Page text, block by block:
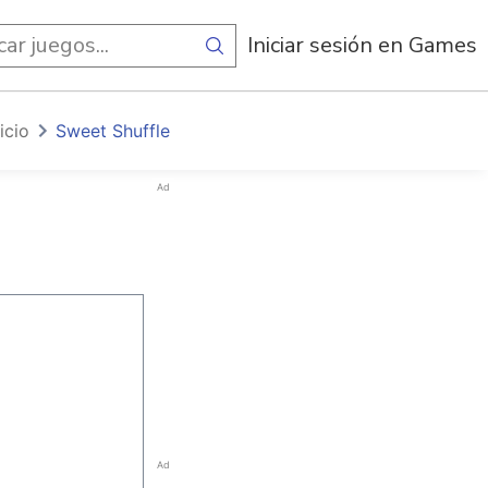
Iniciar sesión en Games
Sweet Shuffle
Ad
Ad